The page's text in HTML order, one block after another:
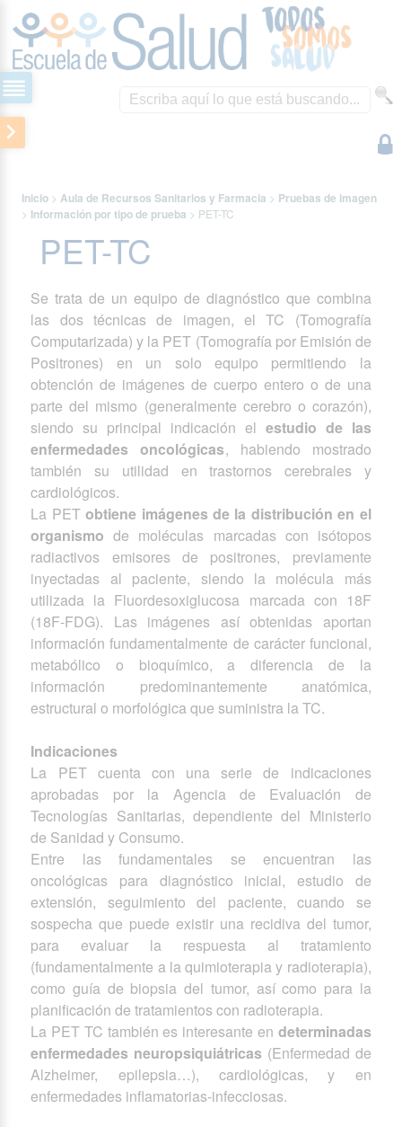
Inicio > Aula de Recursos Sanitarios y Farmacia > Pruebas de imagen
> Información por tipo de prueba > PET-TC
PET-TC
Se trata de un equipo de diagnóstico que combina
las dos técnicas de imagen, el TC (Tomografía
Computarizada) y la PET (Tomografía por Emisión de
Positrones) en un solo equipo permitiendo la
obtención de imágenes de cuerpo entero o de una
parte del mismo (generalmente cerebro o corazón),
siendo su principal indicación el estudio de las
enfermedades oncológicas, habiendo mostrado
también su utilidad en trastornos cerebrales y
cardiológicos.
La PETobtiene imágenes de la distribución en el
organismo de moléculas marcadas con isótopos
radiactivos emisores de positrones, previamente
inyectadas al paciente, siendo la molécula más
utilizada la Fluordesoxiglucosa marcada con 18F
(18F-FDG). Las imágenes así obtenidas aportan
información fundamentalmente de carácter funcional,
metabólico o bioquímico, a diferencia de la
información predominantemente anatómica,
estructural o morfológica que suministra la TC.
Indicaciones
La PET cuenta con una serie de indicaciones
aprobadas por la Agencia de Evaluación de
Tecnologías Sanitarias, dependiente del Ministerio
de Sanidad y Consumo.
Entre las fundamentales se encuentran las
oncológicas para diagnóstico inicial, estudio de
extensión, seguimiento del paciente, cuando se
sospecha que puede existir una recidiva del tumor,
para evaluar la respuesta al tratamiento
(fundamentalmente a la quimioterapia y radioterapia),
como guía de biopsia del tumor, así como para la
planificación de tratamientos con radioterapia.
La PET TC también es interesante en determinadas
enfermedades neuropsiquiátricas (Enfermedad de
Alzheimer, epilepsia…), cardiológicas, y en
enfermedades inflamatorias-infecciosas.